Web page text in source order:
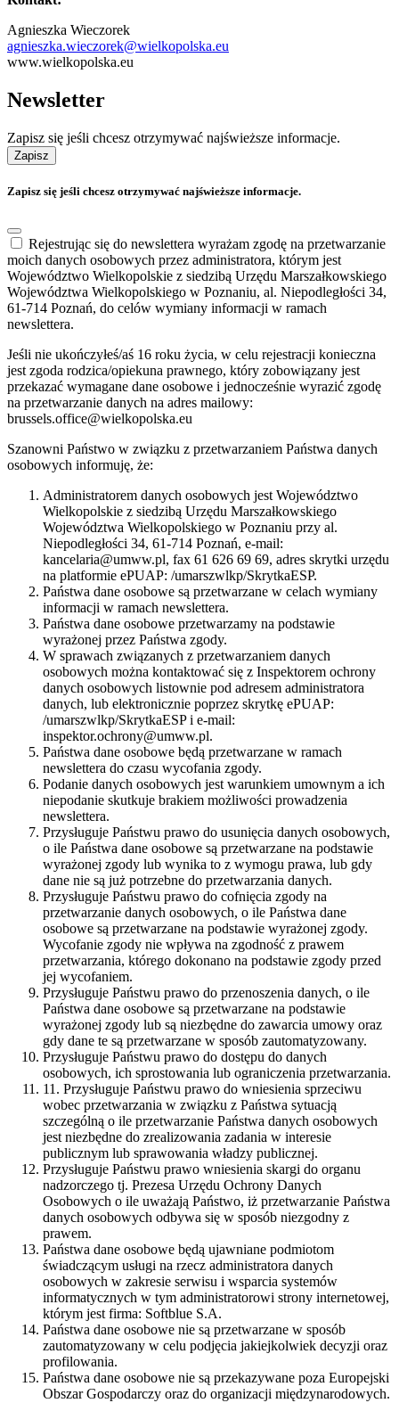
Agnieszka Wieczorek
agnieszka.wieczorek@wielkopolska.eu
www.wielkopolska.eu
Newsletter
Zapisz się jeśli chcesz otrzymywać najświeższe informacje.
Zapisz
Zapisz się jeśli chcesz otrzymywać najświeższe informacje.
Rejestrując się do newslettera wyrażam zgodę na przetwarzanie
moich danych osobowych przez administratora, którym jest
Województwo Wielkopolskie z siedzibą Urzędu Marszałkowskiego
Województwa Wielkopolskiego w Poznaniu, al. Niepodległości 34,
61-714 Poznań, do celów wymiany informacji w ramach
newslettera.
Jeśli nie ukończyłeś/aś 16 roku życia, w celu rejestracji konieczna
jest zgoda rodzica/opiekuna prawnego, który zobowiązany jest
przekazać wymagane dane osobowe i jednocześnie wyrazić zgodę
na przetwarzanie danych na adres mailowy:
brussels.office@wielkopolska.eu
Szanowni Państwo w związku z przetwarzaniem Państwa danych
osobowych informuję, że:
Administratorem danych osobowych jest Województwo
Wielkopolskie z siedzibą Urzędu Marszałkowskiego
Województwa Wielkopolskiego w Poznaniu przy al.
Niepodległości 34, 61-714 Poznań, e-mail:
kancelaria@umww.pl, fax 61 626 69 69, adres skrytki urzędu
na platformie ePUAP: /umarszwlkp/SkrytkaESP.
Państwa dane osobowe są przetwarzane w celach wymiany
informacji w ramach newslettera.
Państwa dane osobowe przetwarzamy na podstawie
wyrażonej przez Państwa zgody.
W sprawach związanych z przetwarzaniem danych
osobowych można kontaktować się z Inspektorem ochrony
danych osobowych listownie pod adresem administratora
danych, lub elektronicznie poprzez skrytkę ePUAP:
/umarszwlkp/SkrytkaESP i e-mail:
inspektor.ochrony@umww.pl.
Państwa dane osobowe będą przetwarzane w ramach
newslettera do czasu wycofania zgody.
Podanie danych osobowych jest warunkiem umownym a ich
niepodanie skutkuje brakiem możliwości prowadzenia
newslettera.
Przysługuje Państwu prawo do usunięcia danych osobowych,
o ile Państwa dane osobowe są przetwarzane na podstawie
wyrażonej zgody lub wynika to z wymogu prawa, lub gdy
dane nie są już potrzebne do przetwarzania danych.
Przysługuje Państwu prawo do cofnięcia zgody na
przetwarzanie danych osobowych, o ile Państwa dane
osobowe są przetwarzane na podstawie wyrażonej zgody.
Wycofanie zgody nie wpływa na zgodność z prawem
przetwarzania, którego dokonano na podstawie zgody przed
jej wycofaniem.
Przysługuje Państwu prawo do przenoszenia danych, o ile
Państwa dane osobowe są przetwarzane na podstawie
wyrażonej zgody lub są niezbędne do zawarcia umowy oraz
gdy dane te są przetwarzane w sposób zautomatyzowany.
Przysługuje Państwu prawo do dostępu do danych
osobowych, ich sprostowania lub ograniczenia przetwarzania.
11. Przysługuje Państwu prawo do wniesienia sprzeciwu
wobec przetwarzania w związku z Państwa sytuacją
szczególną o ile przetwarzanie Państwa danych osobowych
jest niezbędne do zrealizowania zadania w interesie
publicznym lub sprawowania władzy publicznej.
Przysługuje Państwu prawo wniesienia skargi do organu
nadzorczego tj. Prezesa Urzędu Ochrony Danych
Osobowych o ile uważają Państwo, iż przetwarzanie Państwa
danych osobowych odbywa się w sposób niezgodny z
prawem.
Państwa dane osobowe będą ujawniane podmiotom
świadczącym usługi na rzecz administratora danych
osobowych w zakresie serwisu i wsparcia systemów
informatycznych w tym administratorowi strony internetowej,
którym jest firma: Softblue S.A.
Państwa dane osobowe nie są przetwarzane w sposób
zautomatyzowany w celu podjęcia jakiejkolwiek decyzji oraz
profilowania.
Państwa dane osobowe nie są przekazywane poza Europejski
Obszar Gospodarczy oraz do organizacji międzynarodowych.